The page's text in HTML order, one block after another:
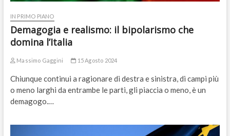
IN PRIMO PIANO
Demagogia e realismo: il bipolarismo che
domina l’Italia
Massimo Gaggini 15 Agosto 2024
Chiunque continui a ragionare di destra e sinistra, di campi più
o meno larghi da entrambe le parti, gli piaccia o meno, è un
demagogo.…